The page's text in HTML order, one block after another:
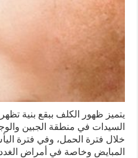
يتميز ظهور الكلف ببقع بنية
السيدات في منطقة الجبين
خلال فترة الحمل، وفي فترة
المبايض وخاصة في أمراض